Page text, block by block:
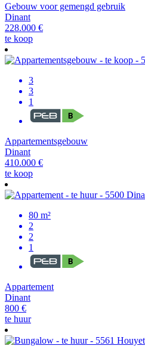
Gebouw voor gemengd gebruik
Dinant
228.000 €
te koop
3
3
1
Appartementsgebouw
Dinant
410.000 €
te koop
80 m²
2
2
1
Appartement
Dinant
800 €
te huur